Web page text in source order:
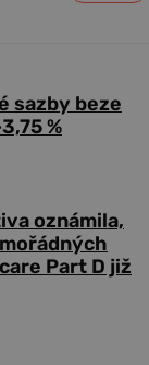
sazby beze
%
oznámila,
Part D již